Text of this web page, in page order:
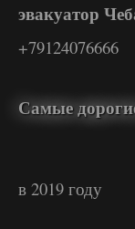
эвакуатор
+79124076666
Самые
в 2019 году